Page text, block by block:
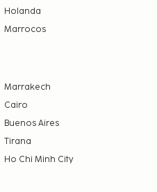
Holanda
Marrocos
Marrakech
Cairo
Buenos Aires
Tirana
Ho Chi Minh City